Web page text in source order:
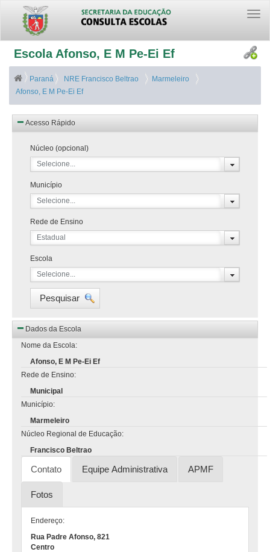
Escola Afonso, E M Pe-Ei Ef
Paraná NRE Francisco Beltrao
Marmeleiro
Afonso, E M Pe-Ei Ef
Acesso Rápido
Núcleo (opcional)
Selecione...
Município
Selecione...
Rede de Ensino
Estadual
Escola
Selecione...
Pesquisar
Dados da Escola
Nome da Escola:
Afonso, E M Pe-Ei Ef
Rede de Ensino:
Municipal
Município:
Marmeleiro
Núcleo Regional de Educação:
Francisco Beltrao
Contato Equipe Administrativa APMF
Fotos
Endereço:
Rua Padre Afonso, 821
Centro